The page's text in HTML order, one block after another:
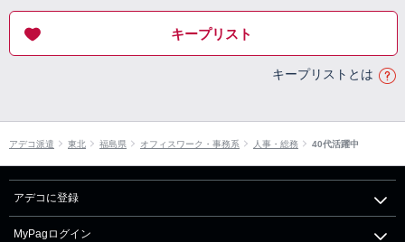
キープリスト
キープリストとは
アデコ派遣 東北 福島県 オフィスワーク・事務系 人事・総務 40代活躍中
アデコに登録
MyPagログイン